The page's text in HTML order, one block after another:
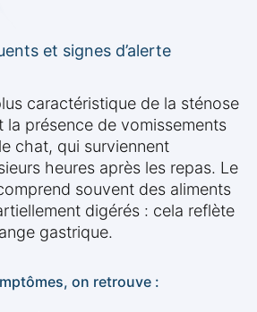
et signes d’alerte
caractéristique de la sténose
présence de vomissements
chat, qui surviennent
heures après les repas. Le
souvent des aliments
digérés : cela reflète
gastrique.
on retrouve :